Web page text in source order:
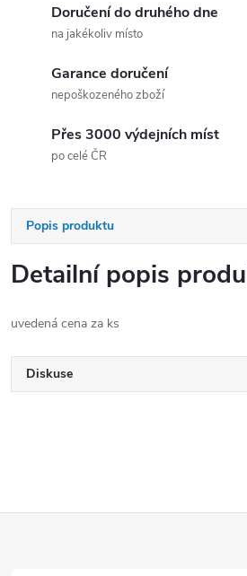
Doručení do druhého dne
na jakékoliv místo
Garance doručení
nepoškozeného zboží
Přes 3000 výdejních míst
po celé ČR
Popis produktu
Detailní popis
uvedená cena za ks
Diskuse